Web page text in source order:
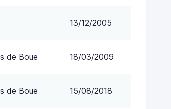
13/12/2005
de Boue 18/03/2009
de Boue 15/08/2018